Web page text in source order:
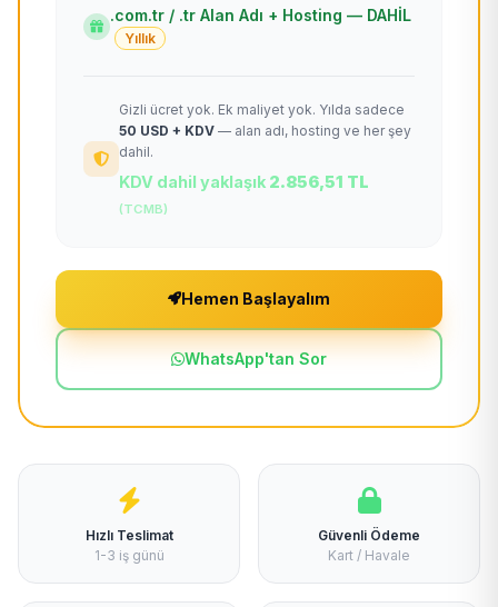
.com.tr / .tr Alan Adı + Hosting — DAHİL
Yıllık
Gizli ücret yok. Ek maliyet yok. Yılda sadece
50 USD + KDV — alan adı, hosting ve her şey
dahil.
KDV dahil yaklaşık 2.856,51 TL
(TCMB)
Hemen Başlayalım
WhatsApp'tan Sor
Hızlı Teslimat
1-3 iş günü
Güvenli Ödeme
Kart / Havale